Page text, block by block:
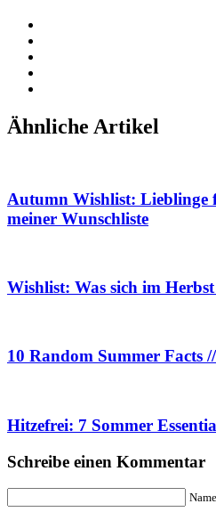
Ähnliche Artikel
Autumn Wishlist: Lieblinge
meiner Wunschliste
Wishlist: Was sich im
10 Random Summer Facts
Hitzefrei: 7 Sommer
Schreibe einen Kommentar